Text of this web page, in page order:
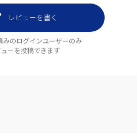
レビューを書く
みのログインユーザーのみ
ューを投稿できます